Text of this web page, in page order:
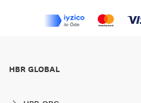
HBR GLOBAL